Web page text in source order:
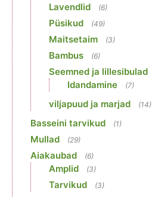
Lavendlid (6)
Püsikud (49)
Maitsetaim (3)
Bambus (6)
Seemned ja lillesibulad
Idandamine (7)
viljapuud ja marjad (14)
Basseini tarvikud (1)
Mullad (29)
Aiakaubad (6)
Amplid (3)
Tarvikud (3)